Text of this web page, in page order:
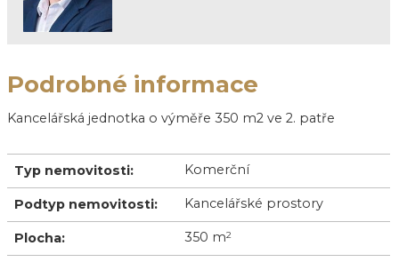
Podrobné informace
Kancelářská jednotka o výměře 350 m2 ve 2. patře
Typ nemovitosti: Komerční
Podtyp nemovitosti: Kancelářské prostory
Plocha: 350 m2